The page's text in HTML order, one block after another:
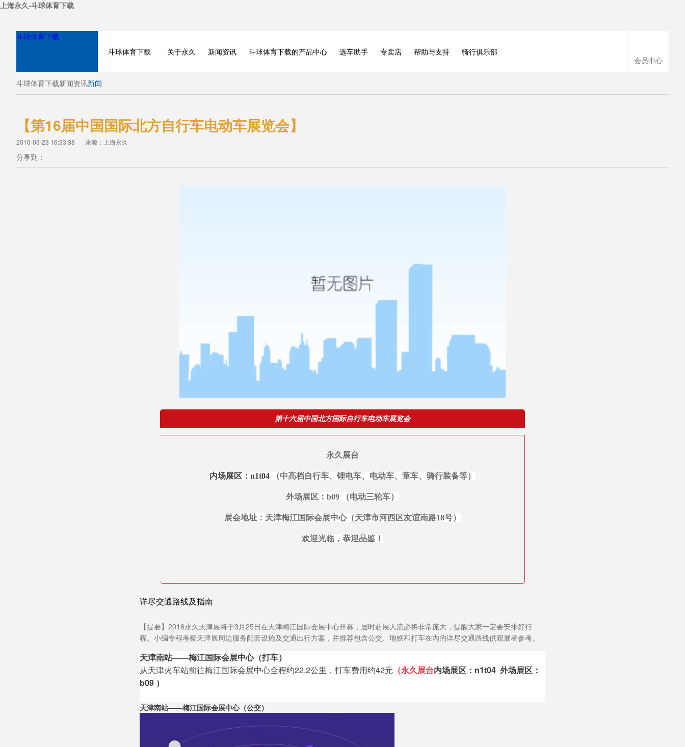
上海永久-斗球体育下载
斗球体育下载
会员中心
斗球体育下载 关于永久 新闻资讯 斗球体育下载的产品中心 选车助手 专卖店 帮助与支持 骑行俱乐部
斗球体育下载新闻资讯新闻
【第16届中国国际北方自行车电动车展览会】
2016-03-23 16:33:38 来源：上海永久
分享到：
第十六届中国北方国际自行车电动车展览会
永久展台
内场展区：n1t04 （中高档自行车、锂电车、电动车、童车、骑行装备等）
外场展区 ：b09 （电动三轮车）
展会地址：天津梅江国际会展中心（天津市河西区友谊南路18号）
欢迎光临，恭迎品鉴！
详尽交通路线及指南
【提要】2016永久天津展将于3月25日在天津梅江国际会展中心开幕，届时赴展人流必将非常庞大，提醒大家一定要安排好行
程。 小编专程考察天津展周边服务配套设施及交通出行方案，并推荐包含公交、地铁和打车在内的详尽交通路线供观展者参考。
天津南站——梅江国际会展中心（打车）
从天津火车站前往梅江国际会展中心全程约22.2公里，打车费用约42元 （永久展台内场展区：n1t04 外场展区 ：
b09 ）
天津南站——梅江国际会展中心（公交）